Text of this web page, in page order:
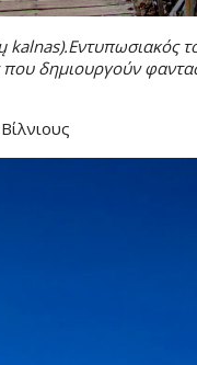
δημιουργούν